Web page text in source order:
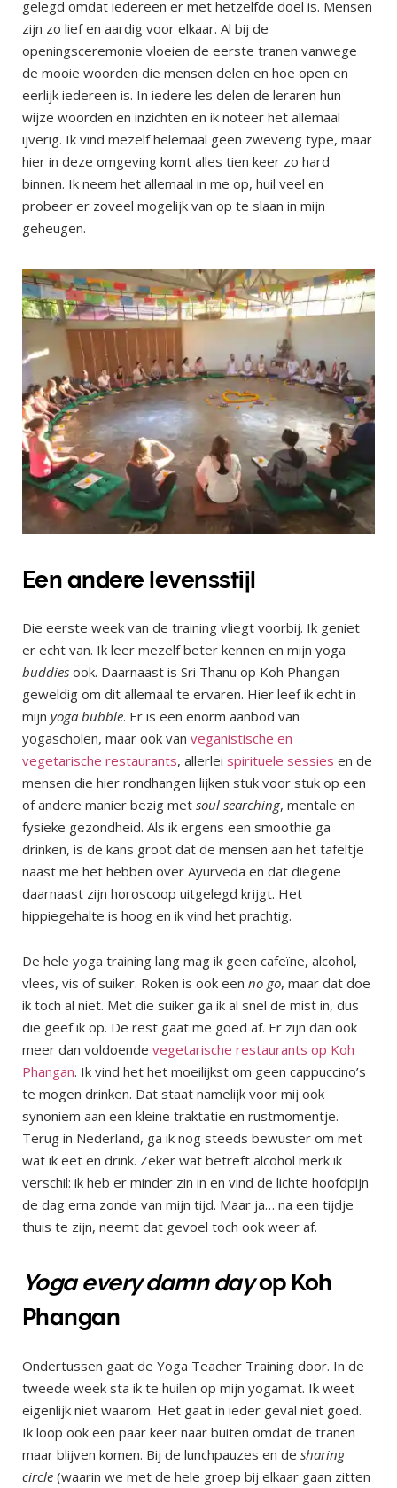
gelegd omdat iedereen er met hetzelfde doel is. Mensen
zijn zo lief en aardig voor elkaar. Al bij de
openingsceremonie vloeien de eerste tranen vanwege
de mooie woorden die mensen delen en hoe open en
eerlijk iedereen is. In iedere les delen de leraren hun
wijze woorden en inzichten en ik noteer het allemaal
ijverig. Ik vind mezelf helemaal geen zweverig type, maar
hier in deze omgeving komt alles tien keer zo hard
binnen. Ik neem het allemaal in me op, huil veel en
probeer er zoveel mogelijk van op te slaan in mijn
geheugen.
Een andere levensstijl
Die eerste week van de training vliegt voorbij. Ik geniet
er echt van. Ik leer mezelf beter kennen en mijn yoga
buddies ook. Daarnaast is Sri Thanu op Koh Phangan
geweldig om dit allemaal te ervaren. Hier leef ik echt in
mijn yoga bubble. Er is een enorm aanbod van
yogascholen, maar ook van veganistische en
vegetarische restaurants, allerlei spirituele sessies en de
mensen die hier rondhangen lijken stuk voor stuk op een
of andere manier bezig met soul searching, mentale en
fysieke gezondheid. Als ik ergens een smoothie ga
drinken, is de kans groot dat de mensen aan het tafeltje
naast me het hebben over Ayurveda en dat diegene
daarnaast zijn horoscoop uitgelegd krijgt. Het
hippiegehalte is hoog en ik vind het prachtig.
De hele yoga training lang mag ik geen cafeïne, alcohol,
vlees, vis of suiker. Roken is ook een no go, maar dat doe
ik toch al niet. Met die suiker ga ik al snel de mist in, dus
die geef ik op. De rest gaat me goed af. Er zijn dan ook
meer dan voldoende vegetarische restaurants op Koh
Phangan. Ik vind het het moeilijkst om geen cappuccino’s
te mogen drinken. Dat staat namelijk voor mij ook
synoniem aan een kleine traktatie en rustmomentje.
Terug in Nederland, ga ik nog steeds bewuster om met
wat ik eet en drink. Zeker wat betreft alcohol merk ik
verschil: ik heb er minder zin in en vind de lichte hoofdpijn
de dag erna zonde van mijn tijd. Maar ja… na een tijdje
thuis te zijn, neemt dat gevoel toch ook weer af.
Yoga every damn dayop Koh
Phangan
Ondertussen gaat de Yoga Teacher Training door. In de
tweede week sta ik te huilen op mijn yogamat. Ik weet
eigenlijk niet waarom. Het gaat in ieder geval niet goed.
Ik loop ook een paar keer naar buiten omdat de tranen
maar blijven komen. Bij de lunchpauzes en de sharing
circle (waarin we met de hele groep bij elkaar gaan zitten